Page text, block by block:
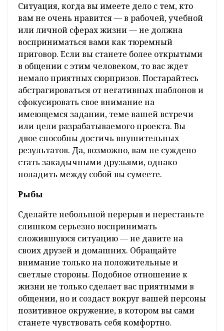
Ситуация, когда вы имеете дело с тем, кто
вам не очень нравится — в рабочей, учебной
или личной сферах жизни — не должна
восприниматься вами как тюремный
приговор. Если вы станете более открытыми
в общении с этим человеком, то вас ждет
немало приятных сюрпризов. Постарайтесь
абстрагироваться от негативных шаблонов и
сфокусировать свое внимание на
имеющемся задании, теме вашей встречи
или цели разрабатываемого проекта. Вы
двое способны достичь внушительных
результатов. Да, возможно, вам не суждено
стать закадычными друзьями, однако
поладить между собой вы сумеете.
Рыбы
Сделайте небольшой перерыв и перестаньте
слишком серьезно воспринимать
сложившуюся ситуацию — не давите на
своих друзей и домашних. Обращайте
внимание только на положительные и
светлые стороны. Подобное отношение к
жизни не только сделает вас приятными в
общении, но и создаст вокруг вашей персоны
позитивное окружение, в котором вы сами
станете чувствовать себя комфортно.